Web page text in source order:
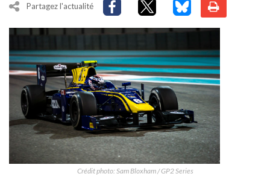
Partagez l'actualité
Crédit photo: Sam Bloxham / GP2 Series